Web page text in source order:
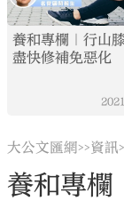
養和專欄｜行山
盡快修補免惡化
大公文匯網>>資訊
養和專欄